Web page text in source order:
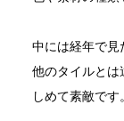
中には経年で見
他のタイルと
しめて素敵です。